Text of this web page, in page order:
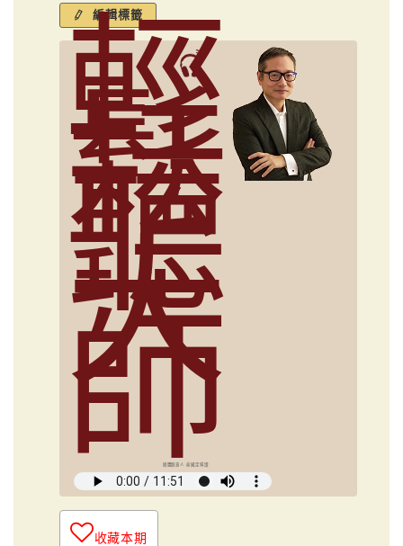
編輯標籤
輕
鬆
聽
大
師
媒體創意人 俞國定導讀
收藏本期